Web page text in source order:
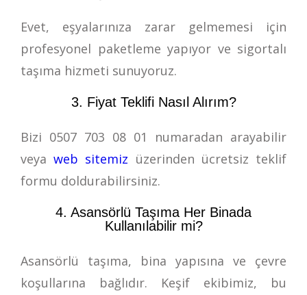
Evet, eşyalarınıza zarar gelmemesi için
profesyonel paketleme yapıyor ve sigortalı
taşıma hizmeti sunuyoruz.
3. Fiyat Teklifi Nasıl Alırım?
Bizi 0507 703 08 01
numaradan arayabilir
veyaweb sitemiz üzerinden ücretsiz teklif
formu doldurabilirsiniz.
4. Asansörlü Taşıma Her Binada
Kullanılabilir mi?
Asansörlü taşıma, bina yapısına ve çevre
koşullarına bağlıdır. Keşif ekibimiz, bu